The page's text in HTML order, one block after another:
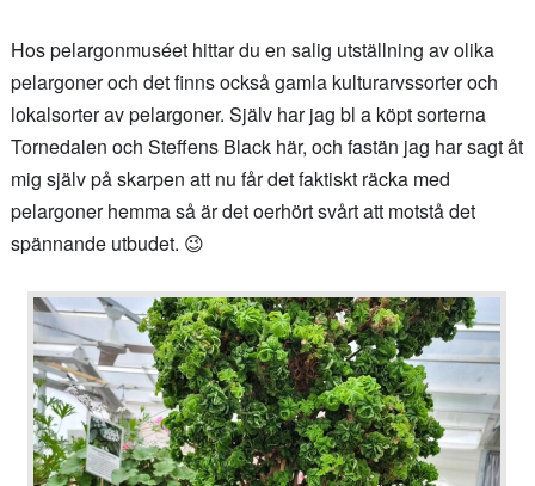
Hos pelargonmuséet hittar du en salig utställning av olika
pelargoner och det finns också gamla kulturarvssorter och
lokalsorter av pelargoner. Själv har jag bl a köpt sorterna
Tornedalen och Steffens Black här, och fastän jag har sagt åt
mig själv på skarpen att nu får det faktiskt räcka med
pelargoner hemma så är det oerhört svårt att motstå det
spännande utbudet. 😉